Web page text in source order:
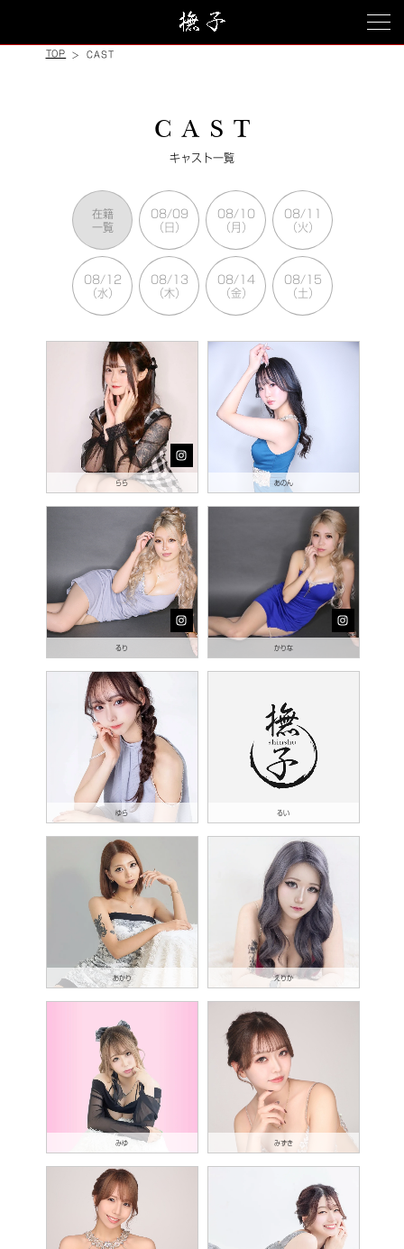
TOP CAST
C A S T
キャスト一覧
在籍
一覧
08/09
（日）
08/10
（月）
08/11
（火）
08/12
（水）
08/13
（木）
08/14
（金）
08/15
（土）
らら あのん
るり かりな
ゆら るい
あかり えりか
みゆ みずき